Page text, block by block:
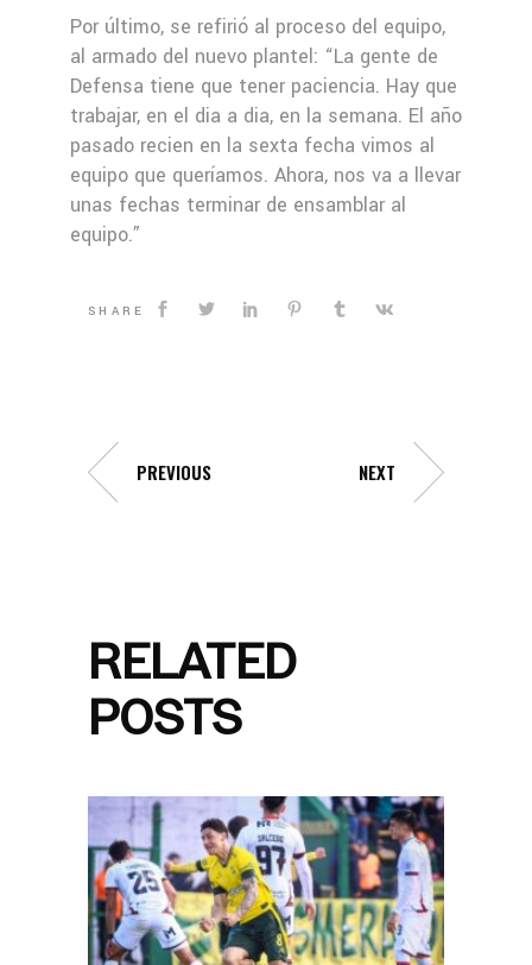
Por último, se refirió al proceso del equipo,
al armado del nuevo plantel: “La gente de
Defensa tiene que tener paciencia. Hay que
trabajar, en el dia a dia, en la semana. El año
pasado recien en la sexta fecha vimos al
equipo que queríamos. Ahora, nos va a llevar
unas fechas terminar de ensamblar al
equipo.”
SHARE
PREVIOUS NEXT
RELATED
POSTS